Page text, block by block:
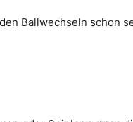
Ballwechseln schon